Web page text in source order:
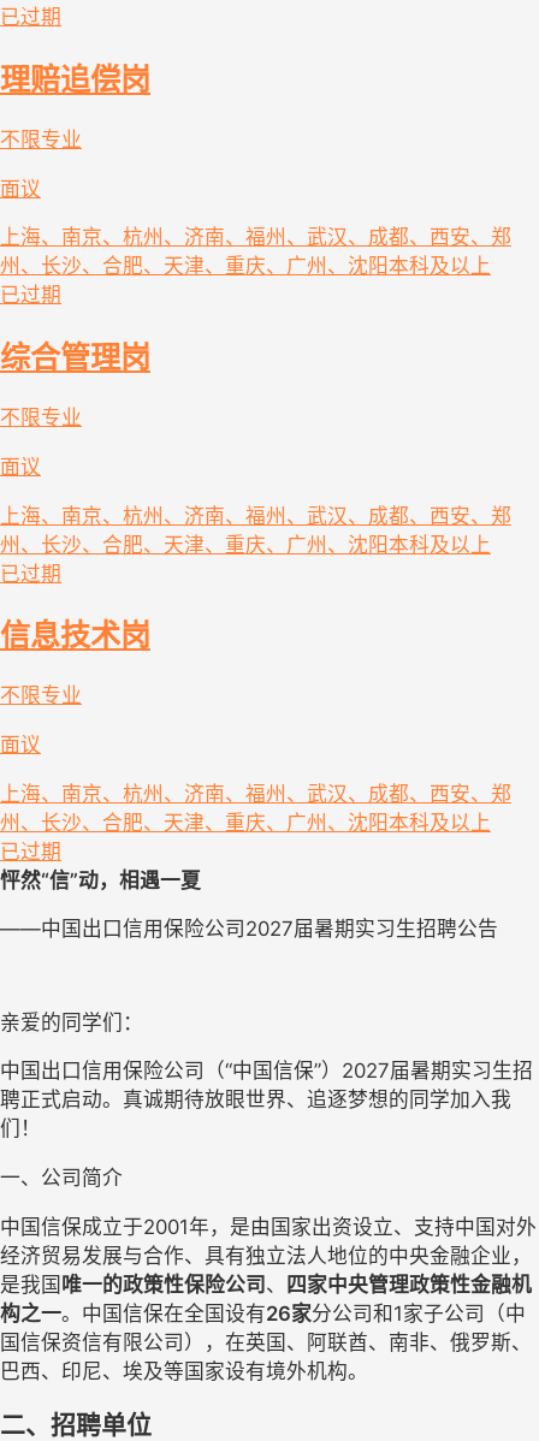
已过期
理赔追偿岗
不限专业
面议
上海、南京、杭州、济南、福州、武汉、成都、西安、郑
州、长沙、合肥、天津、重庆、广州、沈阳本科及以上
已过期
综合管理岗
不限专业
面议
上海、南京、杭州、济南、福州、武汉、成都、西安、郑
州、长沙、合肥、天津、重庆、广州、沈阳本科及以上
已过期
信息技术岗
不限专业
面议
上海、南京、杭州、济南、福州、武汉、成都、西安、郑
州、长沙、合肥、天津、重庆、广州、沈阳本科及以上
已过期
怦然“信”动，相遇一夏
——中国出口信用保险公司2027届暑期实习生招聘公告
亲爱的同学们：
中国出口信用保险公司（“中国信保”）2027届暑期实习生招
聘正式启动。真诚期待放眼世界、追逐梦想的同学加入我
们！
一、公司简介
中国信保成立于2001年，是由国家出资设立、支持中国对外
经济贸易发展与合作、具有独立法人地位的中央金融企业，
是我国 唯一的政策性保险公司 、
四家中央管理政策性金融机
构之一。中国信保在全国设有26家分公司和1家子公司（中
国信保资信有限公司），在英国、阿联酋、南非、俄罗斯、
巴西、印尼、埃及等国家设有境外机构。
二、招聘单位